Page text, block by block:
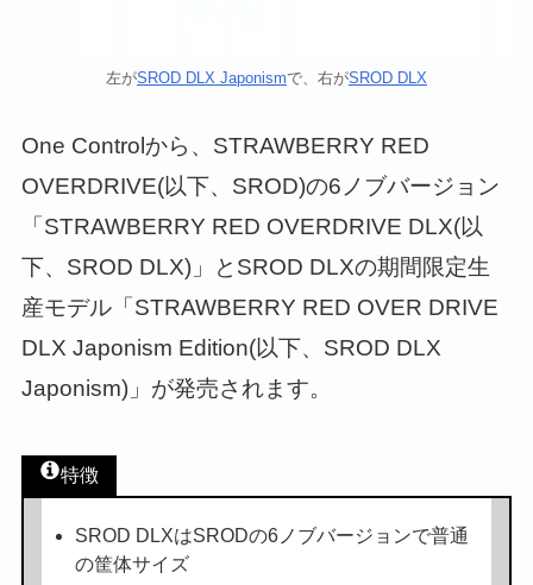
左がSROD DLX Japonismで、右がSROD DLX
One Controlから、STRAWBERRY RED
OVERDRIVE(以下、SROD)の6ノブバージョン
「STRAWBERRY RED OVERDRIVE DLX(以
下、SROD DLX)」とSROD DLXの期間限定生
産モデル「STRAWBERRY RED OVER DRIVE
DLX Japonism Edition(以下、SROD DLX
Japonism)」が発売されます。
特徴
SROD DLXはSRODの6ノブバージョンで普通
の筐体サイズ